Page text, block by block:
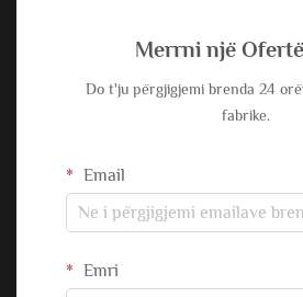
Merrni një
Do t'ju përgjigjemi brenda 24
fabrike.
Email
Emri